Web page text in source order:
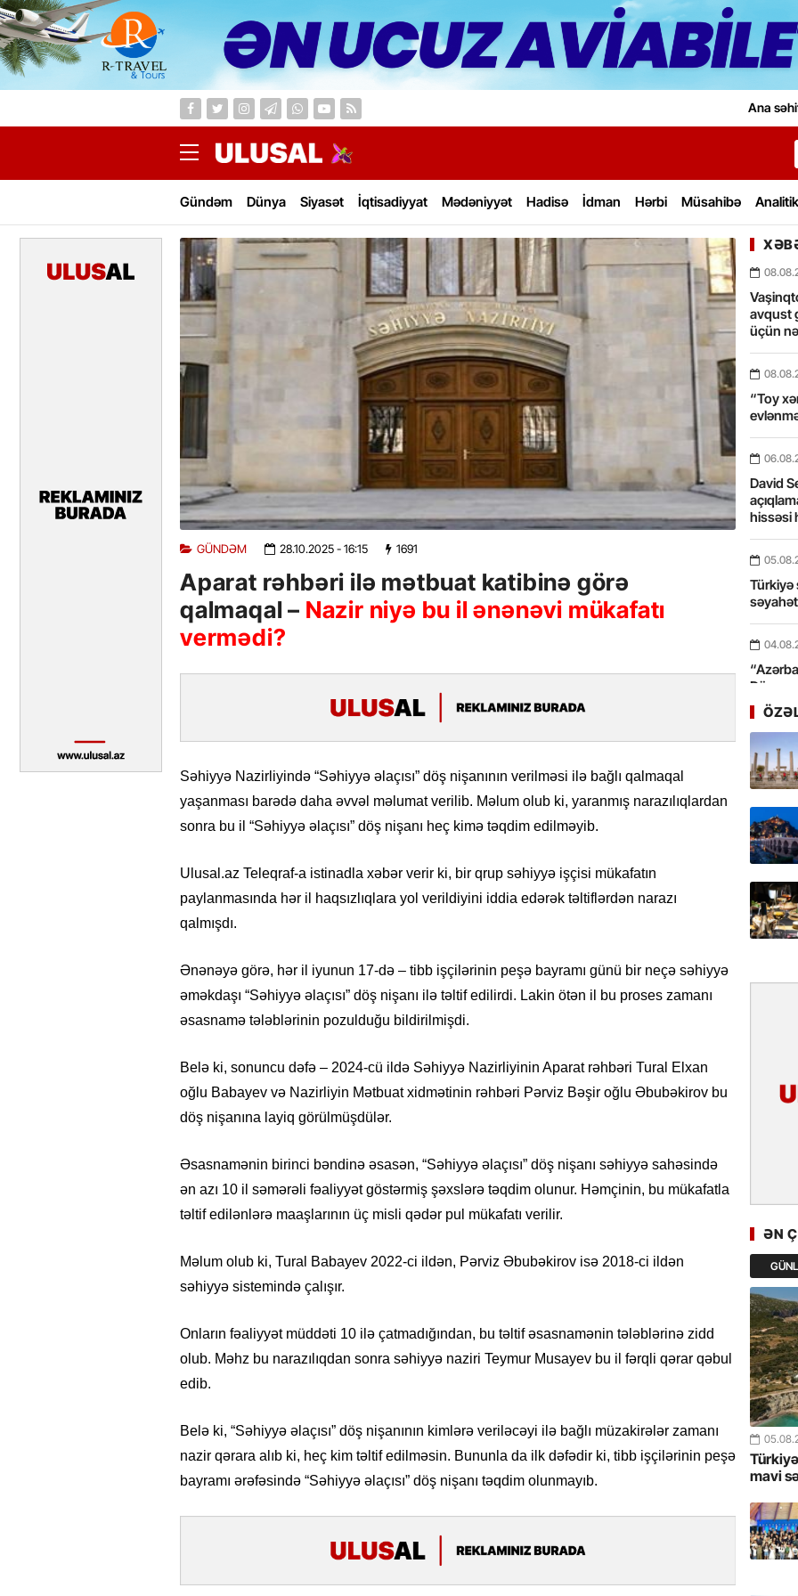
Ana
Gündəm Dünya Siyasət İqtisadiyyat Mədəniyyət Hadisə İdman Hərbi Müsahibə
GÜNDƏM 28.10.2025- 16:15 1691
Aparat rəhbəri ilə mətbuat katibinə görə
qalmaqal – Nazir niyə bu il ənənəvi mükafatı
vermədi?
Səhiyyə Nazirliyində “Səhiyyə əlaçısı” döş nişanının verilməsi ilə bağlı qalmaqal
yaşanması barədə daha əvvəl məlumat verilib. Məlum olub ki, yaranmış narazılıqlardan
sonra bu il “Səhiyyə əlaçısı” döş nişanı heç kimə təqdim edilməyib.
Ulusal.az Teleqraf-a istinadla xəbər verir ki, bir qrup səhiyyə işçisi mükafatın
paylanmasında hər il haqsızlıqlara yol verildiyini iddia edərək təltiflərdən narazı
qalmışdı.
Ənənəyə görə, hər il iyunun 17-də – tibb işçilərinin peşə bayramı günü bir neçə səhiyyə
əməkdaşı “Səhiyyə əlaçısı” döş nişanı ilə təltif edilirdi. Lakin ötən il bu proses zamanı
əsasnamə tələblərinin pozulduğu bildirilmişdi.
Belə ki, sonuncu dəfə – 2024-cü ildə Səhiyyə Nazirliyinin Aparat rəhbəri Tural Elxan
oğlu Babayev və Nazirliyin Mətbuat xidmətinin rəhbəri Pərviz Bəşir oğlu Əbubəkirov bu
döş nişanına layiq görülmüşdülər.
Əsasnamənin birinci bəndinə əsasən, “Səhiyyə əlaçısı” döş nişanı səhiyyə sahəsində
ən azı 10 il səmərəli fəaliyyət göstərmiş şəxslərə təqdim olunur. Həmçinin, bu mükafatla
təltif edilənlərə maaşlarının üç misli qədər pul mükafatı verilir.
Məlum olub ki, Tural Babayev 2022-ci ildən, Pərviz Əbubəkirov isə 2018-ci ildən
səhiyyə sistemində çalışır.
Onların fəaliyyət müddəti 10 ilə çatmadığından, bu təltif əsasnamənin tələblərinə zidd
olub. Məhz bu narazılıqdan sonra səhiyyə naziri Teymur Musayev bu il fərqli qərar qəbul
edib.
Belə ki, “Səhiyyə əlaçısı” döş nişanının kimlərə veriləcəyi ilə bağlı müzakirələr zamanı
nazir qərara alıb ki, heç kim təltif edilməsin. Bununla da ilk dəfədir ki, tibb işçilərinin peşə
bayramı ərəfəsində “Səhiyyə əlaçısı” döş nişanı təqdim olunmayıb.
avqust
üçün
“Toy
David
hissəsi
Türkiyə
xidmət
Bosfor
dəfə
Ana
Yeni
Asiya
inkişaf
Awards
-
ƏN
mavi